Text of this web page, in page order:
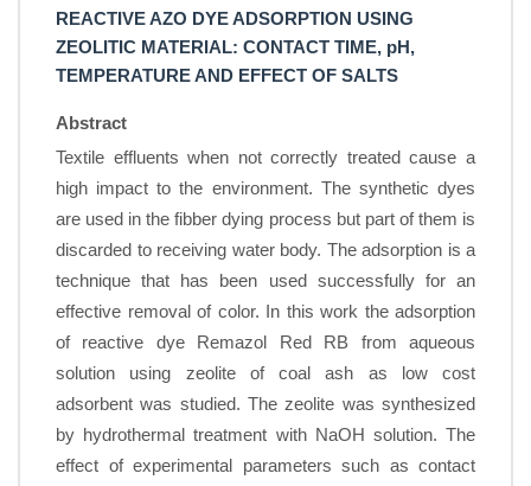
REACTIVE AZO DYE ADSORPTION USING
ZEOLITIC MATERIAL: CONTACT TIME, pH,
TEMPERATURE AND EFFECT OF SALTS
Abstract
Textile effluents when not correctly treated cause a
high impact to the environment. The synthetic dyes
are used in the fibber dying process but part of them is
discarded to receiving water body. The adsorption is a
technique that has been used successfully for an
effective removal of color. In this work the adsorption
of reactive dye Remazol Red RB from aqueous
solution using zeolite of coal ash as low cost
adsorbent was studied. The zeolite was synthesized
by hydrothermal treatment with NaOH solution. The
effect of experimental parameters such as contact